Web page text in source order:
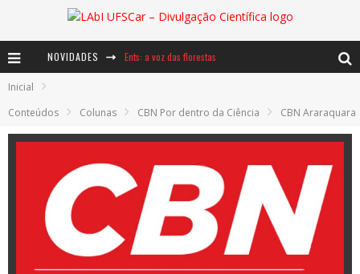
NOVIDADES Ents: a voz das florestas
Inicial
Conteúdos
Colunas CBN Por dentro da Ciência CBN Araraquara